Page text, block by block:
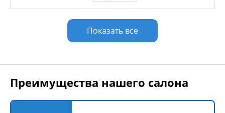
Показать все
Преимущества нашего салона